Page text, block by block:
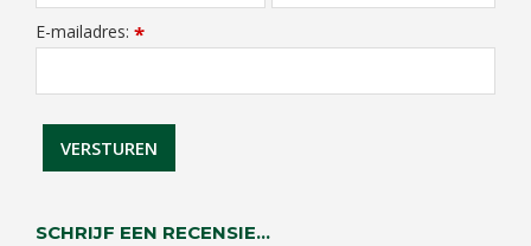
E-mailadres: *
SCHRIJF EEN RECENSIE...